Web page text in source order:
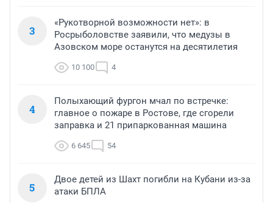
3
«Рукотворной возможности нет»: в
Росрыболовстве заявили, что медузы в
Азовском море останутся на десятилетия
10 100 4
4
Полыхающий фургон мчал по встречке:
главное о пожаре в Ростове, где сгорели
заправка и 21 припаркованная машина
6 645 54
5
Двое детей из Шахт погибли на Кубани из-за
атаки БПЛА